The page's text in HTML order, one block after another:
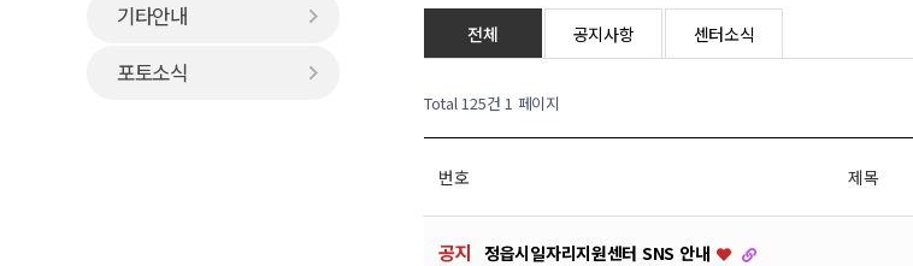
기타안내
포토소식
전체 공지사항 센터소식
Total 125건 1 페이지
번호 제목
공지 정읍시일자리지원센터 SNS 안내